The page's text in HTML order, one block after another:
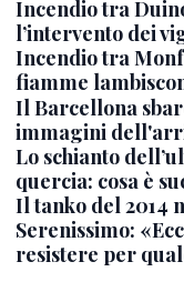
Incendio tra
l’intervento dei
Incendio tra
fiamme
Il Barcellona
immagini
Lo schianto
quercia: cosa è
Il tanko del 2014
Serenissimo:
resistere per